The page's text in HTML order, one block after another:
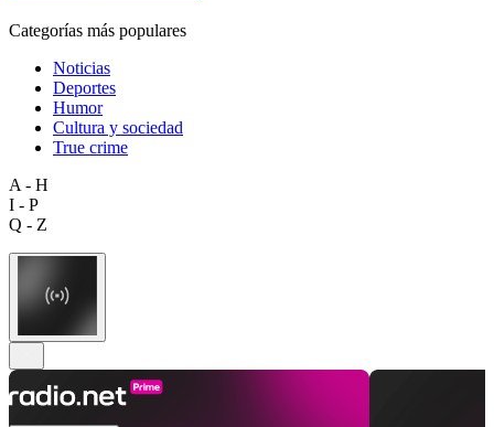
Categorías más populares
Noticias
Deportes
Humor
Cultura y sociedad
True crime
A - H
I - P
Q - Z